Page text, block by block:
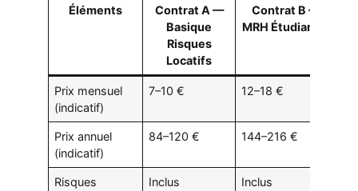
Éléments
Contrat A —
Basique
Risques
Locatifs
Contrat B —
MRH Étudiant +
Prix mensuel
(indicatif)
7–10 € 12–18 €
Prix annuel
(indicatif)
84–120 € 144–216 €
Risques
Inclus Inclus